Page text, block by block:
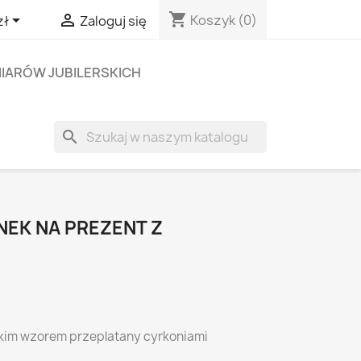
  Zaloguj się shopping_cart Koszyk (0)
JUBILERSKICH
search
NA PREZENT Z
wzorem przeplatany cyrkoniami